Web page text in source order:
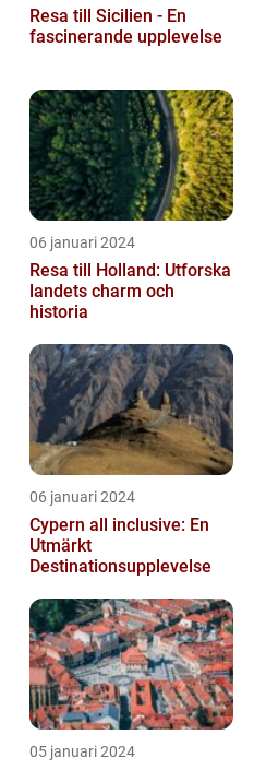
Resa till Sicilien - En
fascinerande upplevelse
06 januari 2024
Resa till Holland: Utforska
landets charm och
historia
06 januari 2024
Cypern all inclusive: En
Utmärkt
Destinationsupplevelse
05 januari 2024